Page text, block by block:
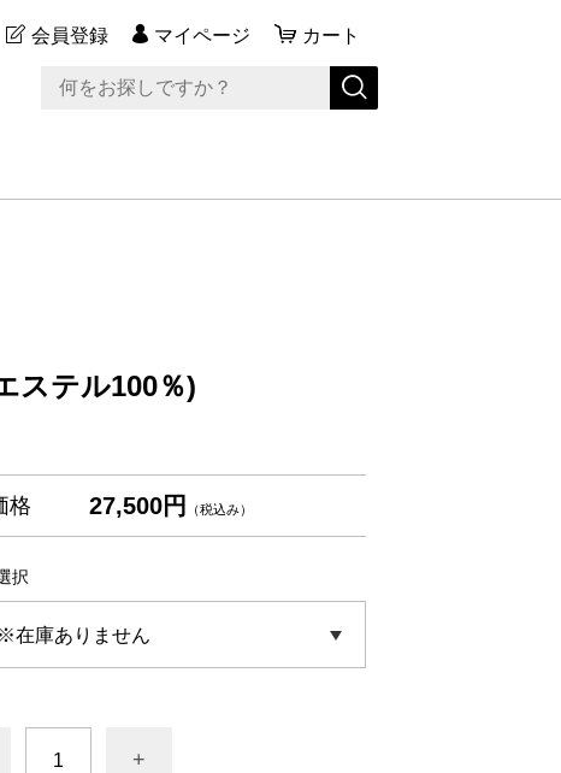
会員登録 マイページ カート
テル100％)
格 27,500円 （税込み）
択
+